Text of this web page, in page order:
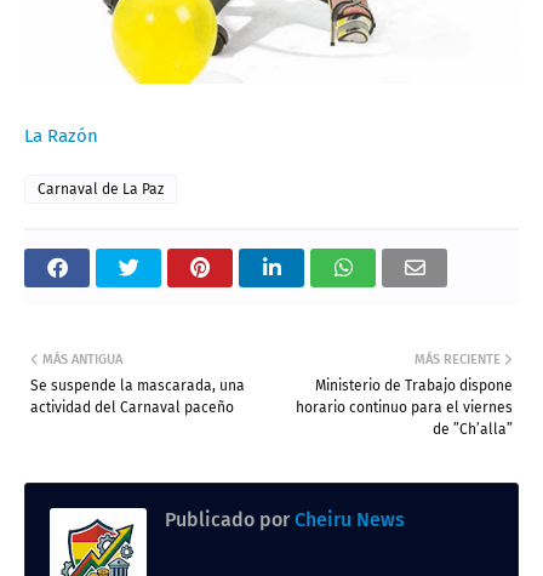
La Razón
Carnaval de La Paz
MÁS RECIENTE
Ministerio de Trabajo dispone
horario continuo para el viernes
de ”Ch’alla”
MÁS ANTIGUA
Se suspende la mascarada, una
actividad del Carnaval paceño
Publicado por Cheiru News